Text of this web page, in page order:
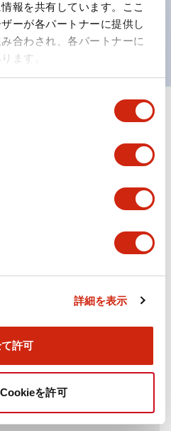
報を共有しています。ここ
ーが各パートナーに提供し
合わされ、各パートナーに
ます。
詳細を表示
許可
を許可
危険時や緊急事態時の色表
り多くの方が識別可能に。
すべて展開+
ル